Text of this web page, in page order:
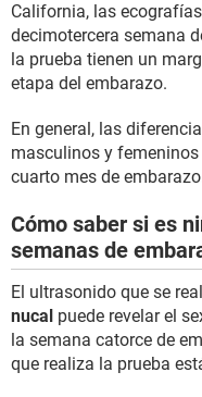
California, las
decimotercera semana
la prueba tienen un
etapa del embarazo.
En general, las
masculinos y
cuarto mes de
Cómo saber si es
semanas de
El ultrasonido que se
nucal puede revelar el
la semana catorce de
que realiza la prueba